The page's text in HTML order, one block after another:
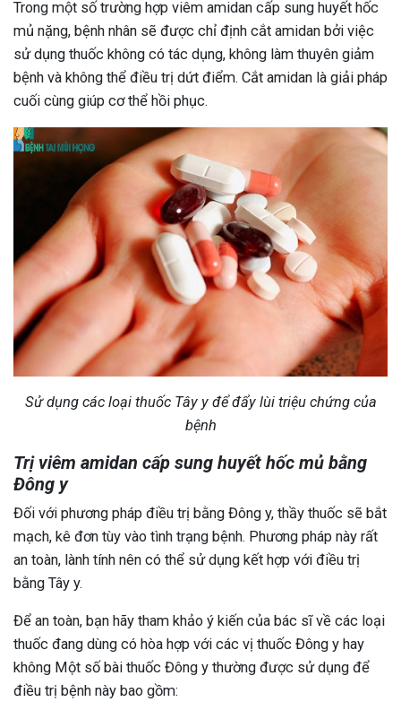
Trong một số trường hợp viêm amidan cấp sung huyết hốc
mủ nặng, bệnh nhân sẽ được chỉ định cắt amidan bởi việc
sử dụng thuốc không có tác dụng, không làm thuyên giảm
bệnh và không thể điều trị dứt điểm. Cắt amidan là giải pháp
cuối cùng giúp cơ thể hồi phục.
Sử dụng các loại thuốc Tây y để đẩy lùi triệu chứng của
bệnh
Trị viêm amidan cấp sung huyết hốc mủ bằng
Đông y
Đối với phương pháp điều trị bằng Đông y, thầy thuốc sẽ bắt
mạch, kê đơn tùy vào tình trạng bệnh. Phương pháp này rất
an toàn, lành tính nên có thể sử dụng kết hợp với điều trị
bằng Tây y.
Để an toàn, bạn hãy tham khảo ý kiến của bác sĩ về các loại
thuốc đang dùng có hòa hợp với các vị thuốc Đông y hay
không Một số bài thuốc Đông y thường được sử dụng để
điều trị bệnh này bao gồm: